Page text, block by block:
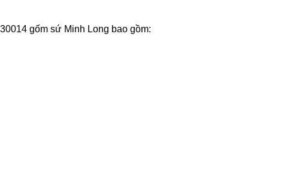
gốm sứ Minh Long bao gồm: